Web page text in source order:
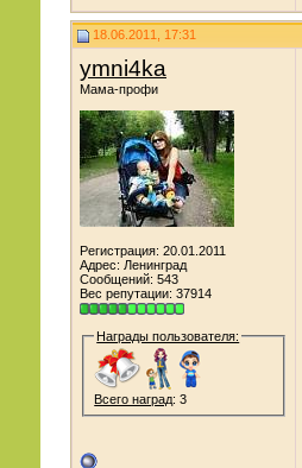
18.06.2011, 17:31
ymni4ka
Мама-профи
Регистрация: 20.01.2011
Адрес: Ленинград
Сообщений: 543
Вес репутации: 37914
Награды пользователя:
Всего наград: 3